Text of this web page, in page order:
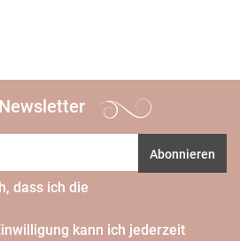
Newsletter
Abonnieren
dass ich die
kann ich jederzeit